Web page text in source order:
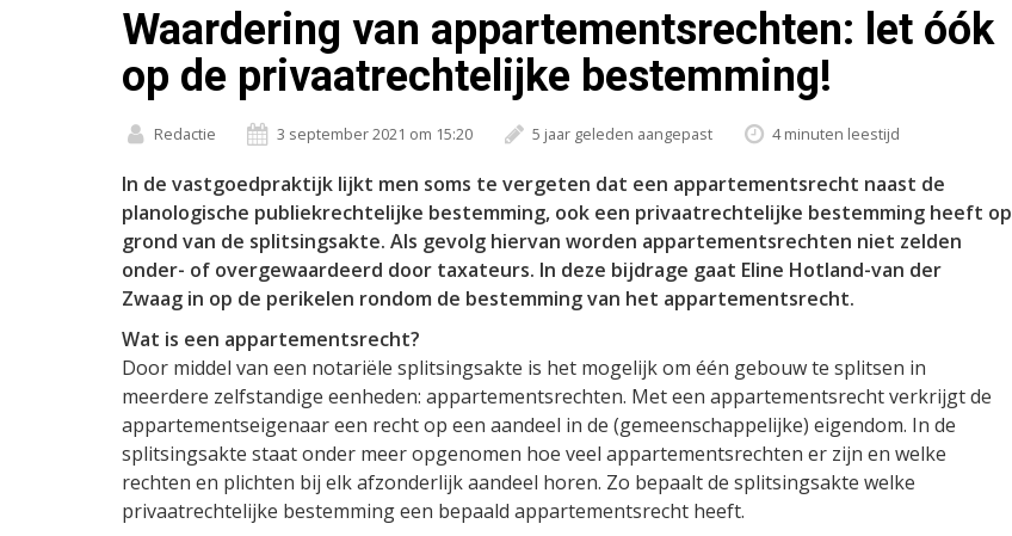
Waardering van appartementsrechten: let óók
op de privaatrechtelijke bestemming!
Redactie 3 september 2021 om 15:20 5 jaar geleden aangepast 4 minuten leestijd
In de vastgoedpraktijk lijkt men soms te vergeten dat een appartementsrecht naast de
planologische publiekrechtelijke bestemming, ook een privaatrechtelijke bestemming heeft op
grond van de splitsingsakte. Als gevolg hiervan worden appartementsrechten niet zelden
onder- of overgewaardeerd door taxateurs. In deze bijdrage gaat Eline Hotland-van der
Zwaag in op de perikelen rondom de bestemming van het appartementsrecht.
Wat is een appartementsrecht?
Door middel van een notariële splitsingsakte is het mogelijk om één gebouw te splitsen in
meerdere zelfstandige eenheden: appartementsrechten. Met een appartementsrecht verkrijgt de
appartementseigenaar een recht op een aandeel in de (gemeenschappelijke) eigendom. In de
splitsingsakte staat onder meer opgenomen hoe veel appartementsrechten er zijn en welke
rechten en plichten bij elk afzonderlijk aandeel horen. Zo bepaalt de splitsingsakte welke
privaatrechtelijke bestemming een bepaald appartementsrecht heeft.